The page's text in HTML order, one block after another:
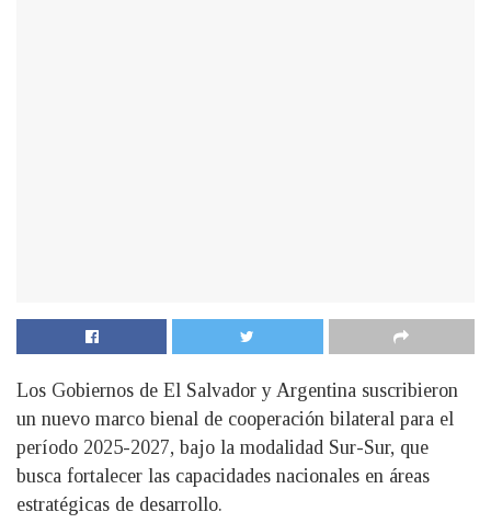
Los Gobiernos de El Salvador y Argentina suscribieron
un nuevo marco bienal de cooperación bilateral para el
período 2025-2027, bajo la modalidad Sur-Sur, que
busca fortalecer las capacidades nacionales en áreas
estratégicas de desarrollo.